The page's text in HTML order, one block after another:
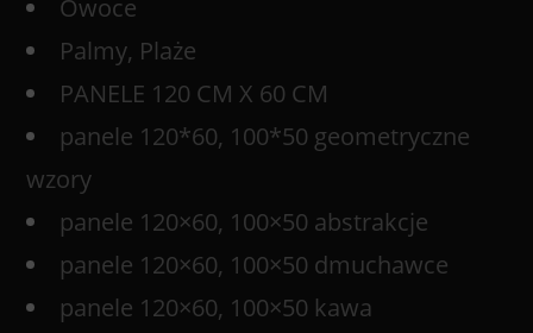
Owoce
Palmy, Plaże
PANELE 120 CM X 60 CM
panele 120*60, 100*50 geometryczne
wzory
panele 120×60, 100×50 abstrakcje
panele 120×60, 100×50 dmuchawce
panele 120×60, 100×50 kawa